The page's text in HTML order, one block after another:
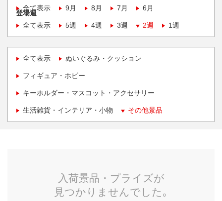
全て表示
9月 8月 7月 6月
登場週
全て表示
5週 4週 3週 2週 1週
全て表示 ぬいぐるみ・クッション
フィギュア・ホビー
キーホルダー・マスコット・アクセサリー
生活雑貨・インテリア・小物 その他景品